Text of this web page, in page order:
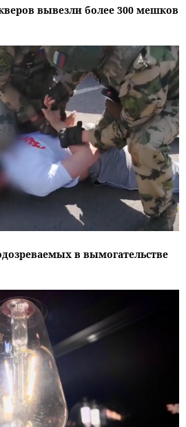
вывезли более 300 мешков
в вымогательстве